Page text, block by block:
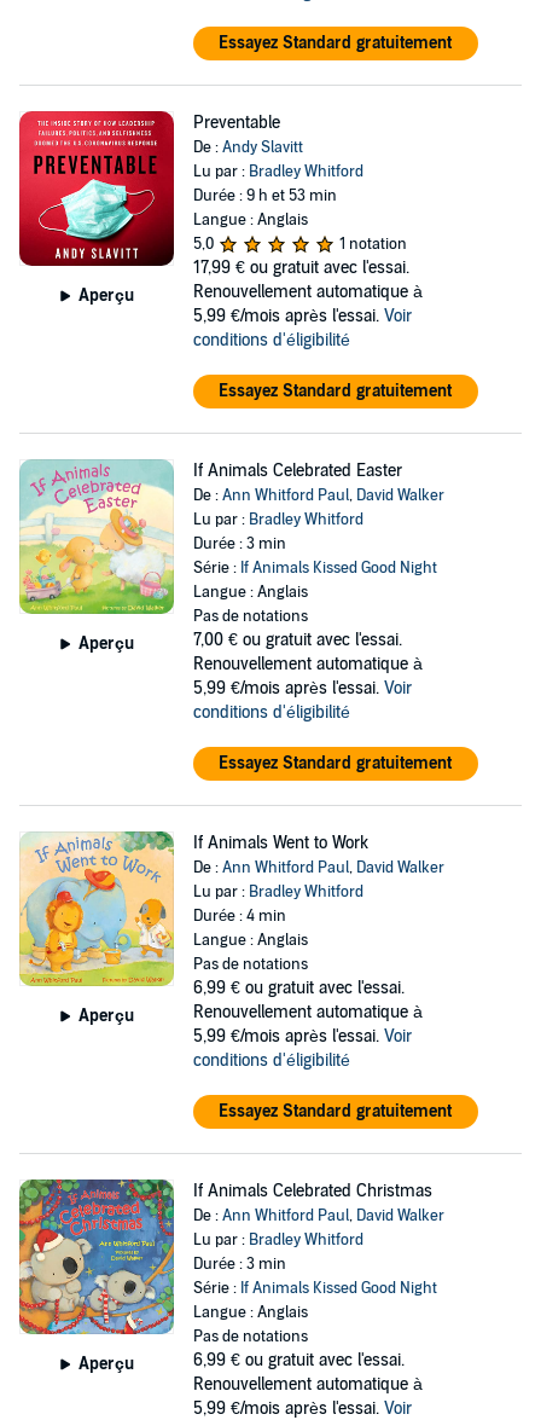
Essayez Standard gratuitement
Aperçu
Preventable
De :Andy Slavitt
Lu par : Bradley Whitford
Durée : 9 h et 53 min
Langue : Anglais
5,0
1 notation
17,99 € ou gratuit avec l'essai.
Renouvellement automatique à
5,99 €/mois après l'essai. Voir
conditions d'éligibilité
Essayez Standard gratuitement
Aperçu
If Animals Celebrated Easter
De :Ann Whitford Paul, David Walker
Lu par : Bradley Whitford
Durée : 3 min
Série : If Animals Kissed Good Night
Langue : Anglais
Pas de notations
7,00 € ou gratuit avec l'essai.
Renouvellement automatique à
5,99 €/mois après l'essai. Voir
conditions d'éligibilité
Essayez Standard gratuitement
Aperçu
If Animals Went to Work
De :Ann Whitford Paul, David Walker
Lu par : Bradley Whitford
Durée : 4 min
Langue : Anglais
Pas de notations
6,99 € ou gratuit avec l'essai.
Renouvellement automatique à
5,99 €/mois après l'essai. Voir
conditions d'éligibilité
Essayez Standard gratuitement
Aperçu
If Animals Celebrated Christmas
De :Ann Whitford Paul, David Walker
Lu par : Bradley Whitford
Durée : 3 min
Série : If Animals Kissed Good Night
Langue : Anglais
Pas de notations
6,99 € ou gratuit avec l'essai.
Renouvellement automatique à
5,99 €/mois après l'essai. Voir